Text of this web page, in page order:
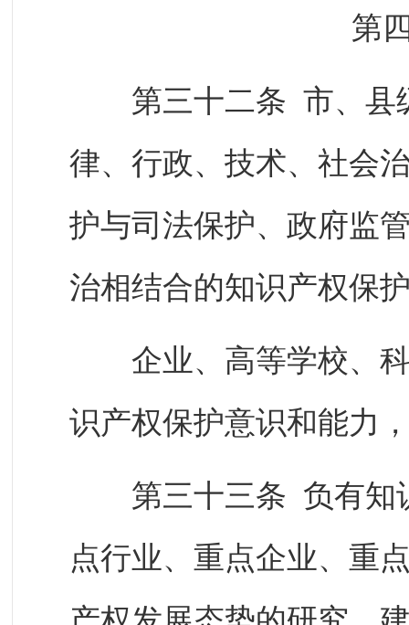
第
第三十二条 市、县
律、行政、技术、社会
护与司法保护、政府监
治相结合的知识产权保
企业、高等学校、科
识产权保护意识和能力
第三十三条 负有知
点行业、重点企业、重